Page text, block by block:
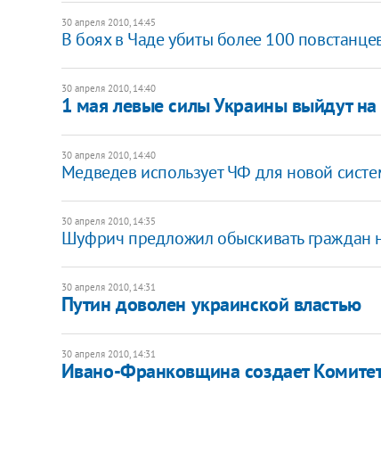
30 апреля 2010, 14:45
В боях в Чаде убиты более 100
30 апреля 2010, 14:40
1 мая левые силы Украины выйдут
30 апреля 2010, 14:40
Медведев использует ЧФ для новой
30 апреля 2010, 14:35
Шуфрич предложил обыскивать граждан
30 апреля 2010, 14:31
Путин доволен украинской властью
30 апреля 2010, 14:31
Ивано-Франковщина создает